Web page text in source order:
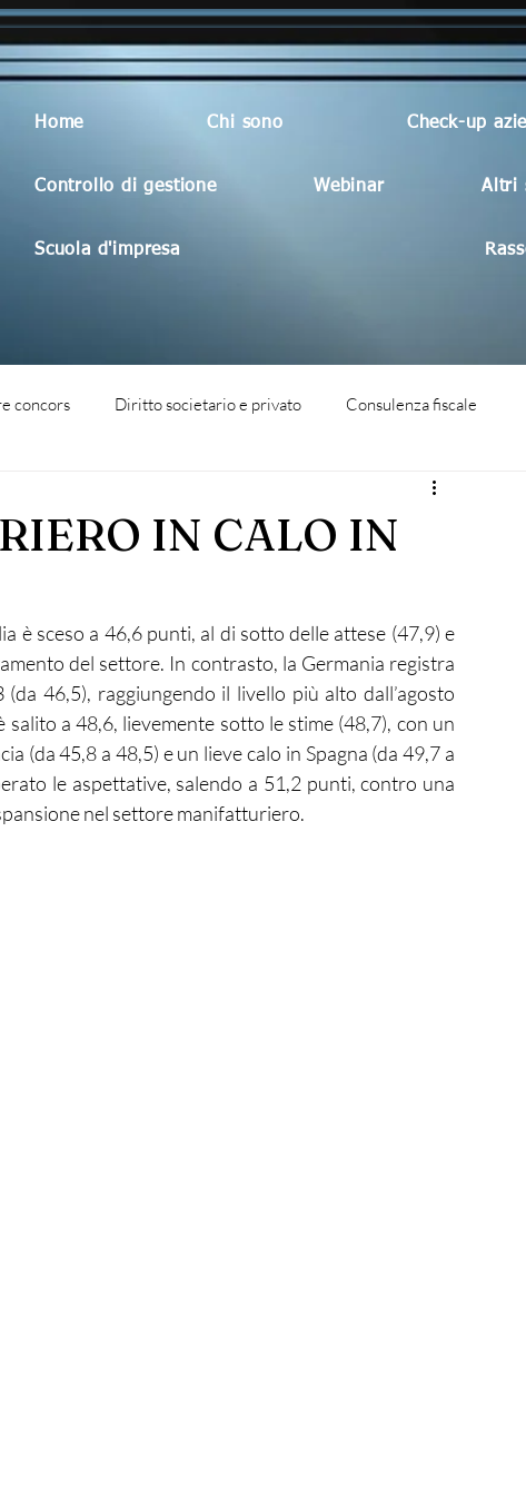
Home Chi sono Check-up
Controllo di gestione Webinar Altri
Scuola d'impresa
concors Diritto societario e privato Consulenza fiscale
IN CALO IN
è sceso a 46,6 punti, al di sotto delle attese (47,9) e
del settore. In contrasto, la Germania registra
46,5), raggiungendo il livello più alto dall’agosto
a 48,6, lievemente sotto le stime (48,7), con un
(da 45,8 a 48,5) e un lieve calo in Spagna (da 49,7 a
le aspettative, salendo a 51,2 punti, contro una
nel settore manifatturiero.